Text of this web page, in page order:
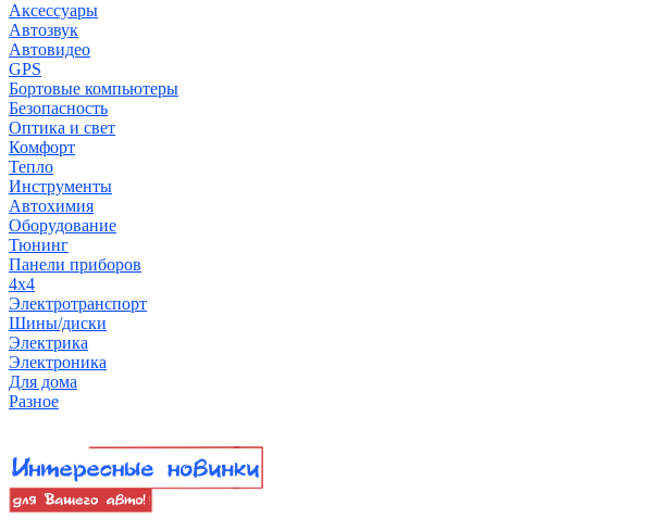
Аксессуары
Автозвук
Автовидео
GPS
Бортовые компьютеры
Безопасность
Оптика и свет
Комфорт
Тепло
Инструменты
Автохимия
Оборудование
Тюнинг
Панели приборов
4x4
Электротранспорт
Шины/диски
Электрика
Электроника
Для дома
Разное